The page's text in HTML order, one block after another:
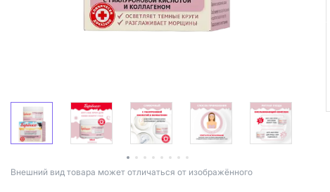
Bнешний вид товара может отличаться от изображённого